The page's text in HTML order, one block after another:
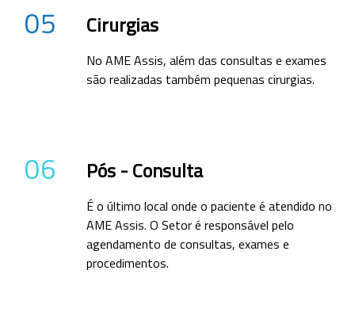
05 Cirurgias
No AME Assis, além das consultas e exames
são realizadas também pequenas cirurgias.
06 Pós - Consulta
É o último local onde o paciente é atendido no
AME Assis. O Setor é responsável pelo
agendamento de consultas, exames e
procedimentos.